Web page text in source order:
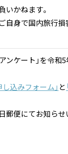
いかねます。
自身で国内旅行
ケート」を令和5
し込みフォーム」 と
郵便にてお知らせ